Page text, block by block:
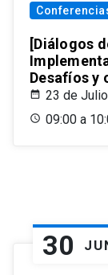
[Diálogos
Desafíos y
23 de
09:00 a
30